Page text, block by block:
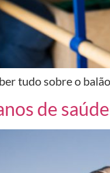
tudo sobre o
de